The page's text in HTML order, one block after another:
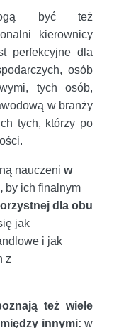
być też
kierownicy
perfekcyjne dla
osób
tych osób,
w branży
tych, którzy po
nauczeni w
by ich finalnym
dla obu
jak
i jak
z
też wiele
innymi: w